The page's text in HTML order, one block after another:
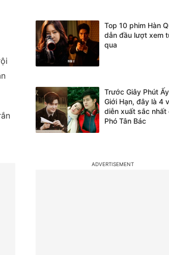
Top 10 phim Hàn
dẫn đầu lượt xem
qua
Trước Giây Phút
Giới Hạn, đây là 4
diễn xuất sắc nhất
Phó Tân Bác